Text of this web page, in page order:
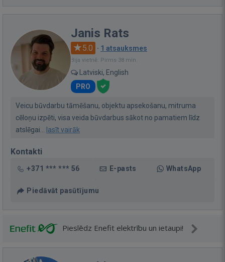
Janis Rats
5.0 · 1 atsauksmes
Bija vietnē: Pirms 38 min.
Latviski, English
PRO
Veicu būvdarbu tāmēšanu, objektu apsekošanu, mitruma
cēloņu izpēti, visa veida būvdarbus sākot no pamatiem līdz
atslēgai...
lasīt vairāk
Kontakti
+371 *** *** 56 E-pasts WhatsApp
Piedāvāt pasūtījumu
Pieslēdz Enefit elektrību un ietaupi!